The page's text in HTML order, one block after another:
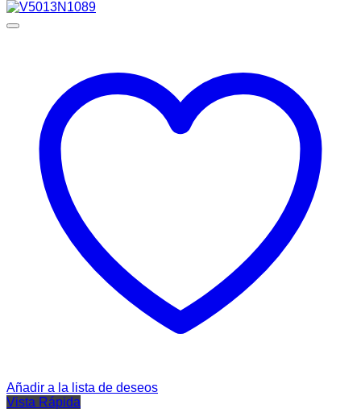
Añadir a la lista de deseos
Vista Rápida